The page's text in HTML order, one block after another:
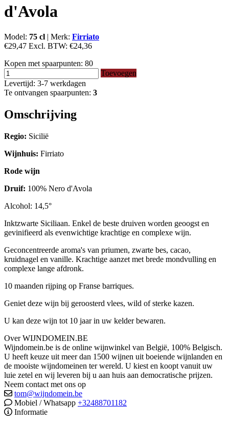
d'Avola
Model: 75 cl | Merk: Firriato
€29,47 Excl. BTW: €24,36
Kopen met spaarpunten: 80
Toevoegen
Levertijd: 3-7 werkdagen
Te ontvangen spaarpunten: 3
Omschrijving
Regio: Sicilië
Wijnhuis: Firriato
Rode wijn
Druif: 100% Nero d'Avola
Alcohol: 14,5°
Inktzwarte Siciliaan. Enkel de beste druiven worden geoogst en
gevinifieerd als evenwichtige krachtige en complexe wijn.
Geconcentreerde aroma's van priumen, zwarte bes, cacao,
kruidnagel en vanille. Krachtige aanzet met brede mondvulling en
complexe lange afdronk.
10 maanden rijping op Franse barriques.
Geniet deze wijn bij geroosterd vlees, wild of sterke kazen.
U kan deze wijn tot 10 jaar in uw kelder bewaren.
Over WIJNDOMEIN.BE
Wijndomein.be is de online wijnwinkel van België, 100% Belgisch.
U heeft keuze uit meer dan 1500 wijnen uit boeiende wijnlanden en
de mooiste wijndomeinen ter wereld. U kiest en koopt vanuit uw
luie zetel en wij leveren bij u aan huis aan democratische prijzen.
Neem contact met ons op
tom@wijndomein.be
Mobiel / Whatsapp +32488701182
Informatie